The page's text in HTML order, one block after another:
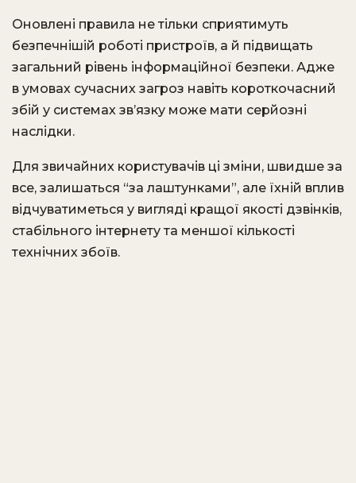
Оновлені правила не тільки сприятимуть
безпечнішій роботі пристроїв, а й підвищать
загальний рівень інформаційної безпеки. Адже
в умовах сучасних загроз навіть короткочасний
збій у системах зв’язку може мати серйозні
наслідки.
Для звичайних користувачів ці зміни, швидше за
все, залишаться “за лаштунками”, але їхній вплив
відчуватиметься у вигляді кращої якості дзвінків,
стабільного інтернету та меншої кількості
технічних збоїв.